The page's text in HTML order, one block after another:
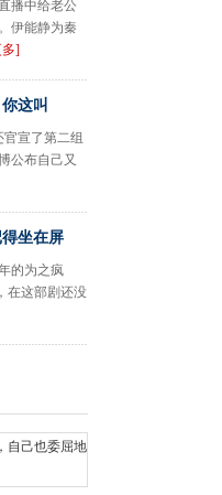
播中给老公
伊能静为秦
]
这叫
官宣了第二组
公布自己又
坐在屏
的为之疯
在这部剧还没